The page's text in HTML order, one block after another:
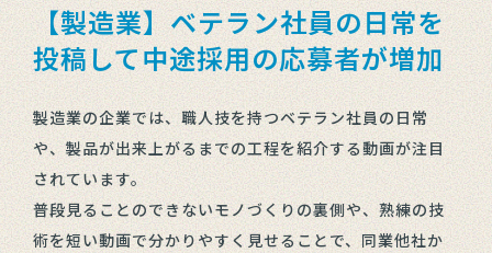
【製造業】ベテラン社員の日常を
投稿して中途採用の応募者が増加
製造業の企業では、職人技を持つベテラン社員の日常
や、製品が出来上がるまでの工程を紹介する動画が注目
されています。
普段見ることのできないモノづくりの裏側や、熟練の技
術を短い動画で分かりやすく見せることで、同業他社か